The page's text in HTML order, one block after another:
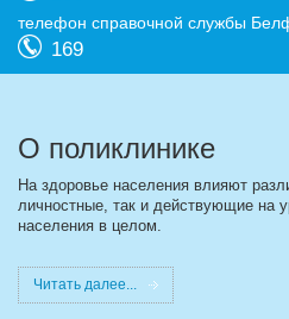
телефон справочной службы
169
О поликлинике
На здоровье населения влияют
личностные, так и действующие на
населения в целом.
Читать далее...